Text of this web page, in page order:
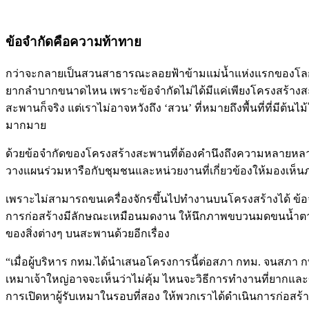
ข้อจำกัดคือความท้าทาย
กว่าจะกลายเป็นสวนสาธารณะลอยฟ้าข้ามแม่น้ำแห่งแรกของโ
ยากลำบากขนาดไหน เพราะข้อจำกัดไม่ได้มีแค่เพียงโครงสร้
สะพานก็จริง แต่เราไม่อาจหวังถึง ‘สวน’ ที่หมายถึงพื้นที่ที่มีต้
มากมาย
ด้วยข้อจำกัดของโครงสร้างสะพานที่ต้องคำนึงถึงความหลายห
วางแผนร่วมหารือกับชุมชนและหน่วยงานที่เกี่ยวข้องให้มองเห็น
เพราะไม่สามารถขนเครื่องจักรขึ้นไปทำงานบนโครงสร้างได้
การก่อสร้างมีลักษณะเหมือนมดงาน ให้นึกภาพขบวนมดขนน้ำต
ของสิ่งต่างๆ บนสะพานด้วยอีกเรื่อง
“เมื่อผู้บริหาร กทม.ได้นำเสนอโครงการนี้ต่อสภา กทม. จนสภา
เหมาเจ้าใหญ่อาจจะเห็นว่าไม่คุ้ม ไหนจะวิธีการทำงานที่ยากแ
การเปิดหาผู้รับเหมาในรอบที่สอง ให้พวกเราได้ดำเนินการก่อส